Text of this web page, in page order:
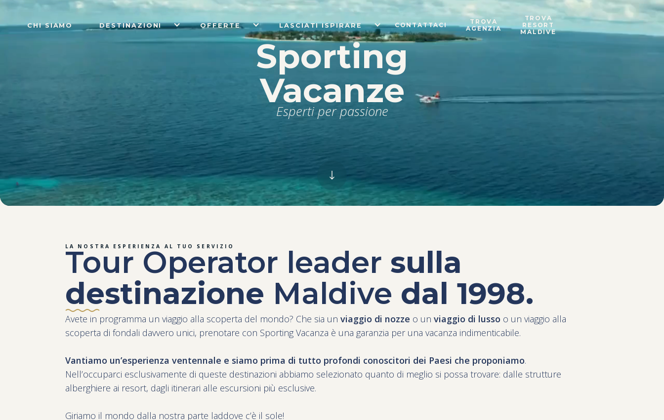
CHI SIAMO DESTINAZIONI OFFERTE LASCIATI ISPIRARE CONTATTACI
TROVA
AGENZIA
TROVA
RESORT
MALDIVE
Sporting
Vacanze
Esperti per passione
LA NOSTRA ESPERIENZA AL TUO SERVIZIO
Tour Operator leader sulla
destinazione Maldive dal 1998.
Avete in programma un viaggio alla scoperta del mondo? Che sia un viaggio di nozze o un viaggio di lusso o un viaggio alla
scoperta di fondali davvero unici, prenotare con Sporting Vacanza è una garanzia per una vacanza indimenticabile.
Vantiamo un’esperienza ventennale e siamo prima di tutto profondi conoscitori dei Paesi che proponiamo.
Nell’occuparci esclusivamente di queste destinazioni abbiamo selezionato quanto di meglio si possa trovare: dalle strutture
alberghiere ai resort, dagli itinerari alle escursioni più esclusive.
Giriamo il mondo dalla nostra parte laddove c’è il sole!